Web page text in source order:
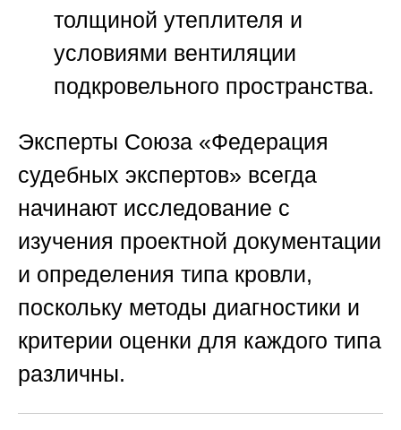
толщиной утеплителя и
условиями вентиляции
подкровельного пространства.
Эксперты Союза «Федерация
судебных экспертов» всегда
начинают исследование с
изучения проектной документации
и определения типа кровли,
поскольку методы диагностики и
критерии оценки для каждого типа
различны.